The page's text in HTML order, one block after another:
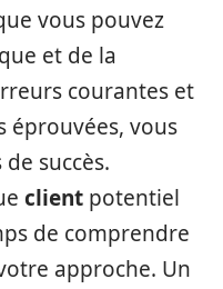
vous pouvez
et de la
courantes et
éprouvées, vous
succès.
client potentiel
de comprendre
approche. Un